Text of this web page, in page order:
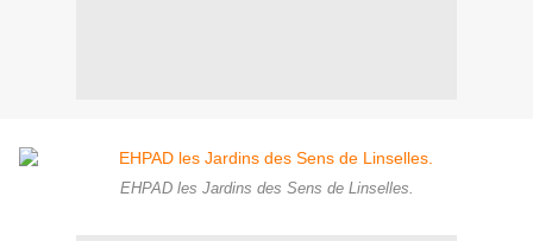
EHPAD les Jardins des Sens de Linselles.